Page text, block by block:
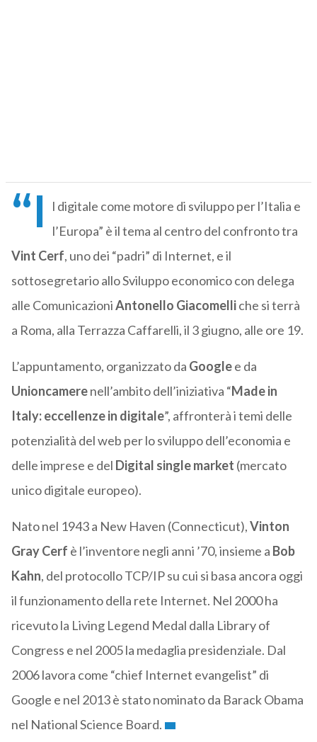
“I
l digitale come motore di sviluppo per l’Italia e
l’Europa” è il tema al centro del confronto tra
Vint Cerf, uno dei “padri” di Internet, e il
sottosegretario allo Sviluppo economico con delega
alle ComunicazioniAntonello Giacomelliche si terrà
a Roma, alla Terrazza Caffarelli, il 3 giugno, alle ore 19.
L’appuntamento, organizzato da Googlee da
Unioncamerenell’ambito dell’iniziativa “Made in
Italy: eccellenze in digitale”, affronterà i temi delle
potenzialità del web per lo sviluppo dell’economia e
delle imprese e del Digital single market (mercato
unico digitale europeo).
Nato nel 1943 a New Haven (Connecticut),Vinton
Gray Cerf è l’inventore negli anni ’70, insieme a Bob
Kahn, del protocollo TCP/IP su cui si basa ancora oggi
il funzionamento della rete Internet. Nel 2000 ha
ricevuto la Living Legend Medal dalla Library of
Congress e nel 2005 la medaglia presidenziale. Dal
2006 lavora come “chief Internet evangelist” di
Google e nel 2013 è stato nominato da Barack Obama
nel National Science Board.